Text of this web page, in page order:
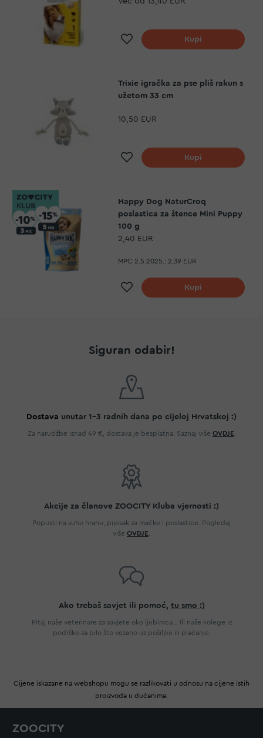
Dodaj na listu želja
Kupi
Trixie igračka za pse pliš rakun s
užetom 33 cm
10,50 EUR
Dodaj na listu želja
Kupi
Happy Dog NaturCroq
poslastica za štence Mini Puppy
100 g
2,40 EUR
MPC 2.5.2025.: 2,39 EUR
Dodaj na listu želja
Kupi
Siguran odabir!
Dostava unutar 1-3 radnih dana po cijeloj Hrvatskoj :)
Za narudžbe iznad 49 €, dostava je besplatna. Saznaj više OVDJE
Akcije za članove ZOOCITY Kluba vjernosti :)
Popusti na suhu hranu, pijesak za mačke i poslastice. Pogledaj
više OVDJE
Ako trebaš savjet ili pomoć, tu smo :)
Pitaj naše veterinare za savjete oko ljubimca... Ili naše kolege iz
podrške za bilo što vezano uz pošiljku ili plaćanje.
Cijene iskazane na webshopu mogu se razlikovati u odnosu na cijene istih
proizvoda u dućanima.
ZOOCITY